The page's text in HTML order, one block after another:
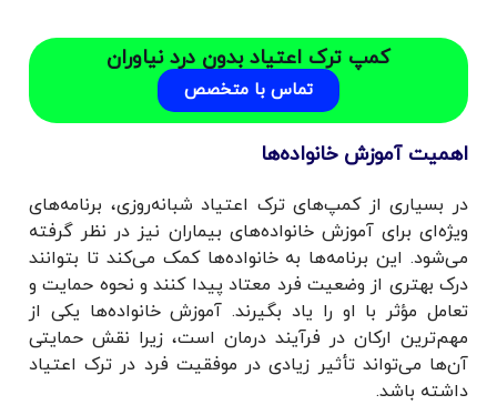
کمپ ترک اعتیاد بدون درد نیاوران
تماس با متخصص
اهمیت آموزش خانواده‌ها
در بسیاری از کمپ‌های ترک اعتیاد شبانه‌روزی، برنامه‌های
ویژه‌ای برای آموزش خانواده‌های بیماران نیز در نظر گرفته
می‌شود. این برنامه‌ها به خانواده‌ها کمک می‌کند تا بتوانند
درک بهتری از وضعیت فرد معتاد پیدا کنند و نحوه حمایت و
تعامل مؤثر با او را یاد بگیرند. آموزش خانواده‌ها یکی از
مهم‌ترین ارکان در فرآیند درمان است، زیرا نقش حمایتی
آن‌ها می‌تواند تأثیر زیادی در موفقیت فرد در ترک اعتیاد
داشته باشد.